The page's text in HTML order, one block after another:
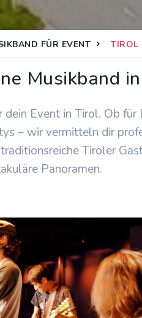
FÜR EVENT TIROL
Musikband
dein Event in Tirol. Ob für
– wir vermitteln dir
Tiroler
Panoramen.